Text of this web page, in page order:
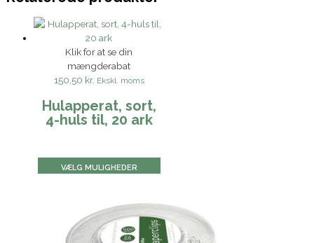
Klik for at se din
mængderabat
150,50 kr. Ekskl. moms
Hulapperat, sort,
4-huls til, 20 ark
VÆLG MULIGHEDER